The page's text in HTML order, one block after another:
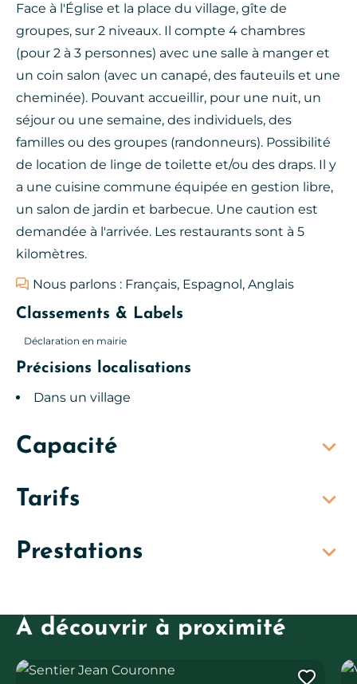
Face à l'Église et la place du village, gîte de
groupes, sur 2 niveaux. Il compte 4 chambres
(pour 2 à 3 personnes) avec une salle à manger et
un coin salon (avec un canapé, des fauteuils et une
cheminée). Pouvant accueillir, pour une nuit, un
séjour ou une semaine, des individuels, des
familles ou des groupes (randonneurs). Possibilité
de location de linge de toilette et/ou des draps. Il y
a une cuisine commune équipée en gestion libre,
un salon de jardin et barbecue. Une caution est
demandée à l'arrivée. Les restaurants sont à 5
kilomètres.
Nous parlons : Français, Espagnol, Anglais
Classements & Labels
Déclaration en mairie
Précisions localisations
Dans un village
Capacité
Tarifs
Prestations
À découvrir à proximité
Sentier Jean Couronne